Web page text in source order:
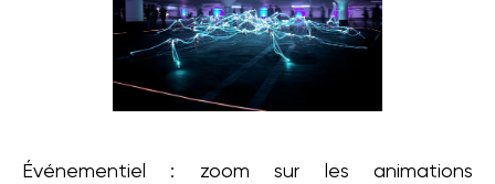
Événementiel : zoom sur les animations